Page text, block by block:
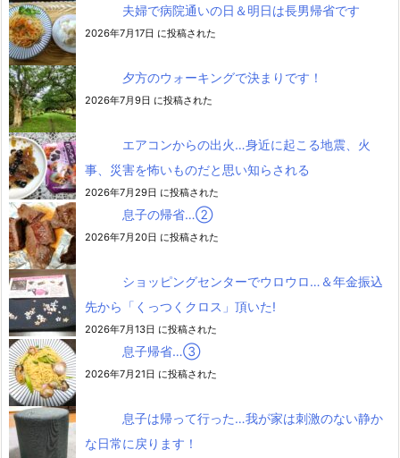
夫婦で病院通いの日＆明日は長男帰省です
2026年7月17日 に投稿された
夕方のウォーキングで決まりです！
2026年7月9日 に投稿された
エアコンからの出火…身近に起こる地震、火
事、災害を怖いものだと思い知らされる
2026年7月29日 に投稿された
息子の帰省…②
2026年7月20日 に投稿された
ショッピングセンターでウロウロ…＆年金振込
先から「くっつくクロス」頂いた!
2026年7月13日 に投稿された
息子帰省…③
2026年7月21日 に投稿された
息子は帰って行った…我が家は刺激のない静か
な日常に戻ります！